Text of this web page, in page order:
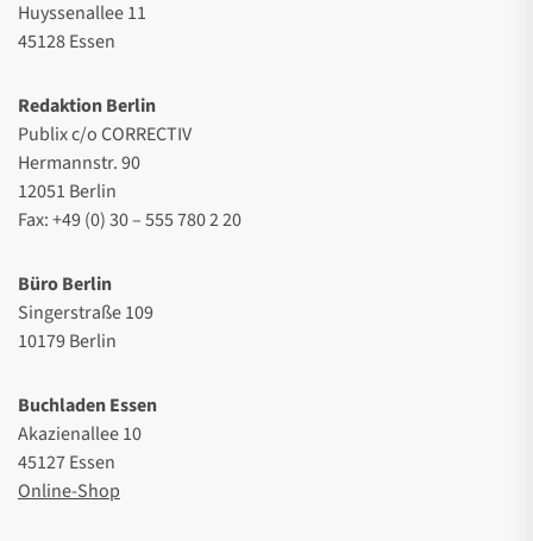
Huyssenallee 11
45128 Essen
Redaktion Berlin
Publix c/o CORRECTIV
Hermannstr. 90
12051 Berlin
Fax: +49 (0) 30 – 555 780 2 20
Büro Berlin
Singerstraße 109
10179 Berlin
Buchladen Essen
Akazienallee 10
45127 Essen
Online-Shop